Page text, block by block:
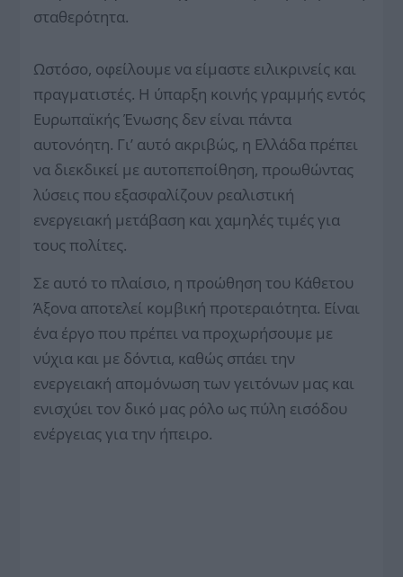
σταθερότητα.
Ωστόσο, οφείλουμε να είμαστε ειλικρινείς και
πραγματιστές. Η ύπαρξη κοινής γραμμής εντός
Ευρωπαϊκής Ένωσης δεν είναι πάντα
αυτονόητη. Γι’ αυτό ακριβώς, η Ελλάδα πρέπει
να διεκδικεί με αυτοπεποίθηση, προωθώντας
λύσεις που εξασφαλίζουν ρεαλιστική
ενεργειακή μετάβαση και χαμηλές τιμές για
τους πολίτες.
Σε αυτό το πλαίσιο, η προώθηση του Κάθετου
Άξονα αποτελεί κομβική προτεραιότητα. Είναι
ένα έργο που πρέπει να προχωρήσουμε με
νύχια και με δόντια, καθώς σπάει την
ενεργειακή απομόνωση των γειτόνων μας και
ενισχύει τον δικό μας ρόλο ως πύλη εισόδου
ενέργειας για την ήπειρο.